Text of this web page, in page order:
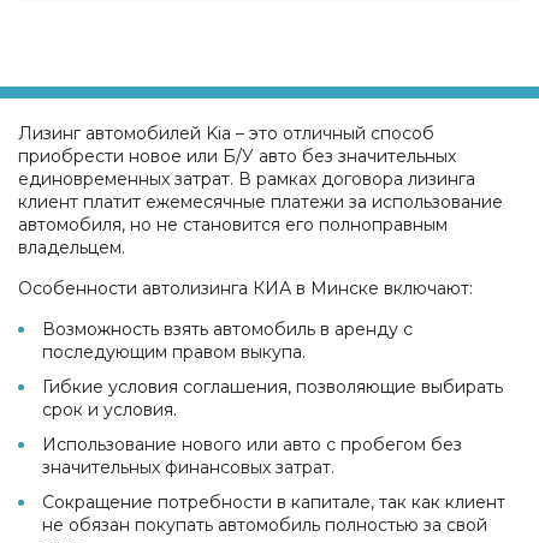
Лизинг автомобилей Kia – это отличный способ
приобрести новое или Б/У авто без значительных
единовременных затрат. В рамках договора лизинга
клиент платит ежемесячные платежи за использование
автомобиля, но не становится его полноправным
владельцем.
Особенности автолизинга КИА в Минске включают:
Возможность взять автомобиль в аренду с
последующим правом выкупа.
Гибкие условия соглашения, позволяющие выбирать
срок и условия.
Использование нового или авто с пробегом без
значительных финансовых затрат.
Сокращение потребности в капитале, так как клиент
не обязан покупать автомобиль полностью за свой